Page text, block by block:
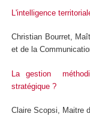
L'intelligence
Christian Bourret,
et de la
La gestion
stratégique ?
Claire Scopsi, Maitre